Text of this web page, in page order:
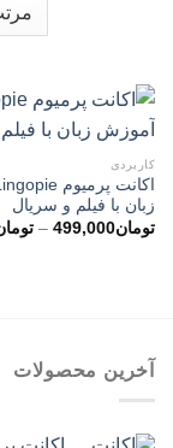
کاربردی
زبان با فیلم و سریال
تومان499,000
–
آخرین محصولات